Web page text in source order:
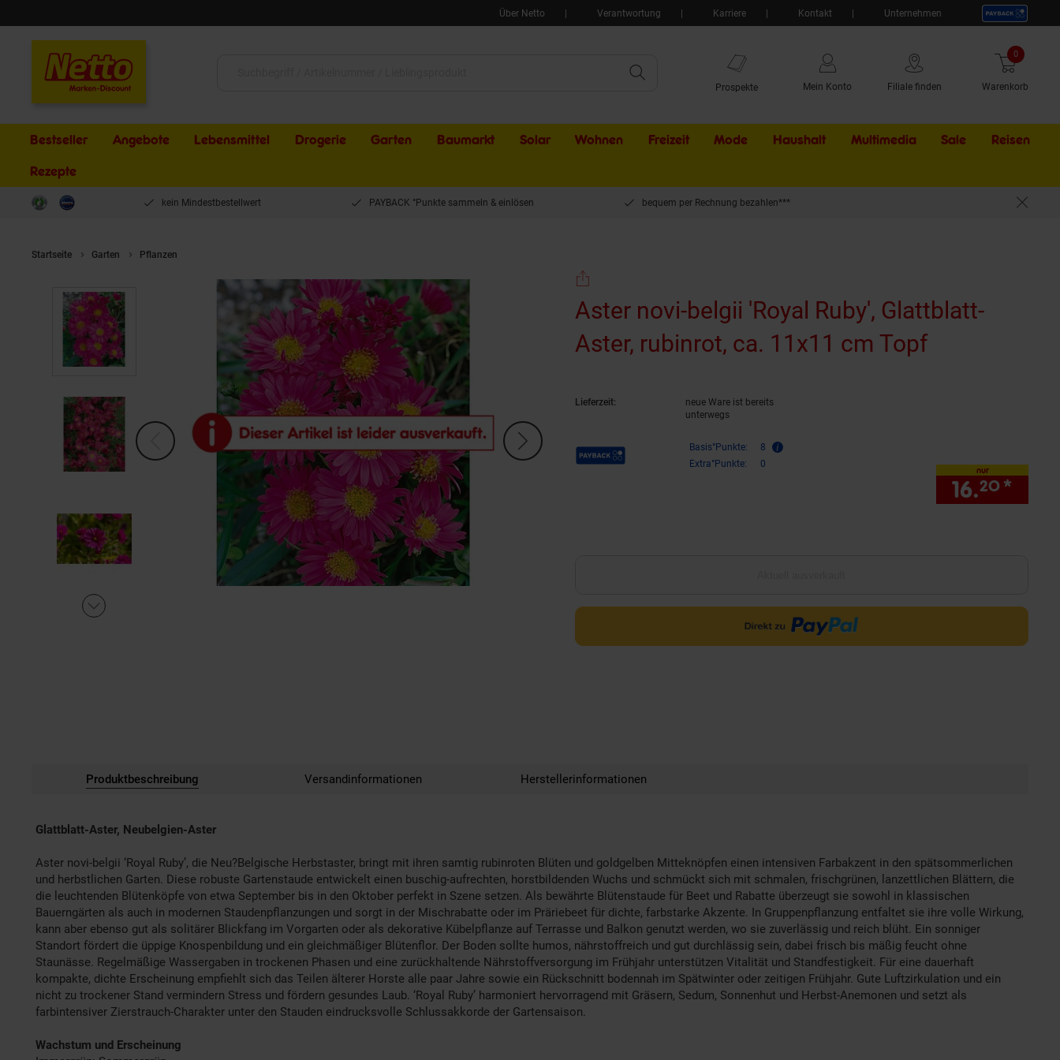
Über Netto Verantwortung Karriere Kontakt Unternehmen
Prospekte Mein Konto Filiale finden Warenkorb
0 Artikel
Bestseller Angebote Lebensmittel Drogerie Garten Baumarkt Solar Wohnen Freizeit Mode Haushalt Multimedia Sale Externer
Reisen
Rezepte
kein Mindestbestellwert PAYBACK °Punkte sammeln & einlösen bequem per Rechnung bezahlen***
Startseite Garten Pflanzen
Aster novi-belgii 'Royal Ruby', Glattblatt-
Aster, rubinrot, ca. 11x11 cm Topf(Produkt
Lieferzeit:
neue Ware ist bereits
unterwegs
Payback Punkte Basis°Punkte:
8
Extra°Punkte:
0
nur
16.20 *
Produktbeschreibung Versandinformationen Herstellerinformationen
Glattblatt-Aster, Neubelgien-Aster
Aster novi-belgii ‘Royal Ruby’, die Neu?Belgische Herbstaster, bringt mit ihren samtig rubinroten Blüten und goldgelben Mitteknöpfen einen intensiven Farbakzent in den spätsommerlichen
und herbstlichen Garten. Diese robuste Gartenstaude entwickelt einen buschig-aufrechten, horstbildenden Wuchs und schmückt sich mit schmalen, frischgrünen, lanzettlichen Blättern, die
die leuchtenden Blütenköpfe von etwa September bis in den Oktober perfekt in Szene setzen. Als bewährte Blütenstaude für Beet und Rabatte überzeugt sie sowohl in klassischen
Bauerngärten als auch in modernen Staudenpflanzungen und sorgt in der Mischrabatte oder im Präriebeet für dichte, farbstarke Akzente. In Gruppenpflanzung entfaltet sie ihre volle Wirkung,
kann aber ebenso gut als solitärer Blickfang im Vorgarten oder als dekorative Kübelpflanze auf Terrasse und Balkon genutzt werden, wo sie zuverlässig und reich blüht. Ein sonniger
Standort fördert die üppige Knospenbildung und ein gleichmäßiger Blütenflor. Der Boden sollte humos, nährstoffreich und gut durchlässig sein, dabei frisch bis mäßig feucht ohne
Staunässe. Regelmäßige Wassergaben in trockenen Phasen und eine zurückhaltende Nährstoffversorgung im Frühjahr unterstützen Vitalität und Standfestigkeit. Für eine dauerhaft
kompakte, dichte Erscheinung empfiehlt sich das Teilen älterer Horste alle paar Jahre sowie ein Rückschnitt bodennah im Spätwinter oder zeitigen Frühjahr. Gute Luftzirkulation und ein
nicht zu trockener Stand vermindern Stress und fördern gesundes Laub. ‘Royal Ruby’ harmoniert hervorragend mit Gräsern, Sedum, Sonnenhut und Herbst-Anemonen und setzt als
farbintensiver Zierstrauch-Charakter unter den Stauden eindrucksvolle Schlussakkorde der Gartensaison.
Wachstum und Erscheinung